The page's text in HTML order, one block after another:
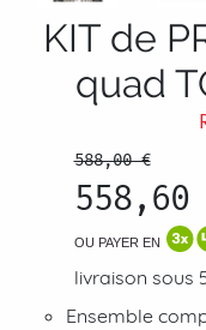
KIT de
quad
588,00 €
558,60
OU PAYER EN
livraison sous
Ensemble